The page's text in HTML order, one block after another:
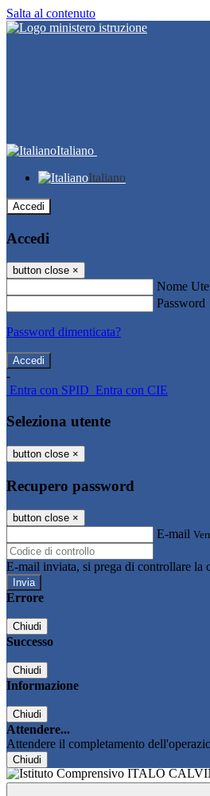
Salta al contenuto
Italiano
Italiano
Accedi
Accedi
button close ×
Nome
Password
Password dimenticata?
-
Entra con SPID Entra con CIE
Seleziona utente
button close ×
Recupero password
button close ×
E-mail
E-mail inviata, si prega di controllare la
Errore
Chiudi
Successo
Chiudi
Informazione
Chiudi
Attendere...
Attendere il completamento
Chiudi